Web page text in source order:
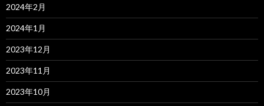
2024年2月
2024年1月
2023年12月
2023年11月
2023年10月